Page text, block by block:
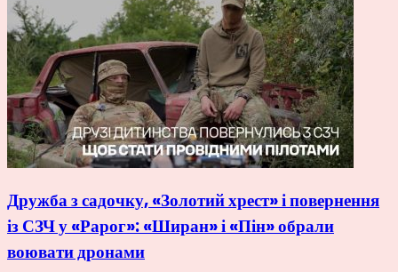
Дружба з садочку, «Золотий хрест» і повернення
із СЗЧ у «Рарог»: «Ширан» і «Пін» обрали
воювати дронами